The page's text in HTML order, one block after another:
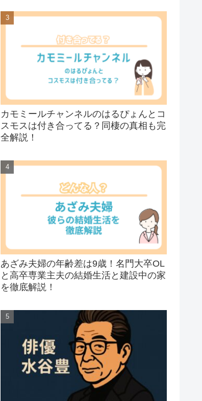
カモミールチャンネルのはるぴょんとコ
スモスは付き合ってる？同棲の真相も完
全解説！
あざみ夫婦の年齢差は9歳！名門大卒OL
と高卒専業主夫の結婚生活と建設中の家
を徹底解説！